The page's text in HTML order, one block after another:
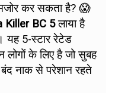
कर सकता है? 😱
Killer BC 5लाया है
यह 5-स्टार रेटेड
लोगों के लिए है जो सुबह
नाक से परेशान रहते